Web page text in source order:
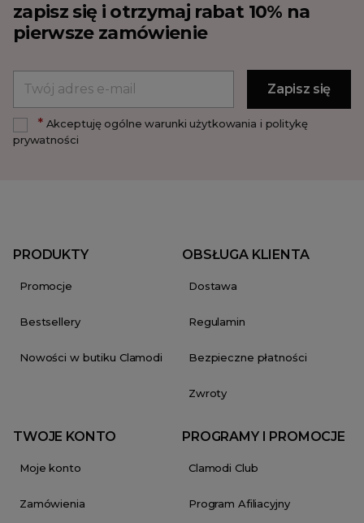
zapisz się i otrzymaj rabat 10% na
pierwsze zamówienie
*Akceptuję ogólne warunki użytkowania i politykę
prywatności
PRODUKTY
Promocje
Bestsellery
Nowości w butiku Clamodi
OBSŁUGA KLIENTA
Dostawa
Regulamin
Bezpieczne płatności
Zwroty
TWOJE KONTO
Moje konto
Zamówienia
PROGRAMY I PROMOCJE
Clamodi Club
Program Afiliacyjny